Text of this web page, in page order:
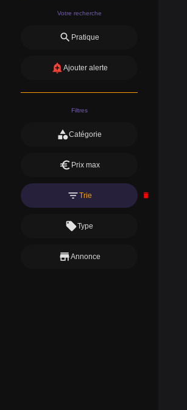
Votre recherche
search Pratique
add_alertAjouter alerte
Filtres
categoryCatégorie
euro Prix max
filter_listTrie delete
local_offerType
storeAnnonce